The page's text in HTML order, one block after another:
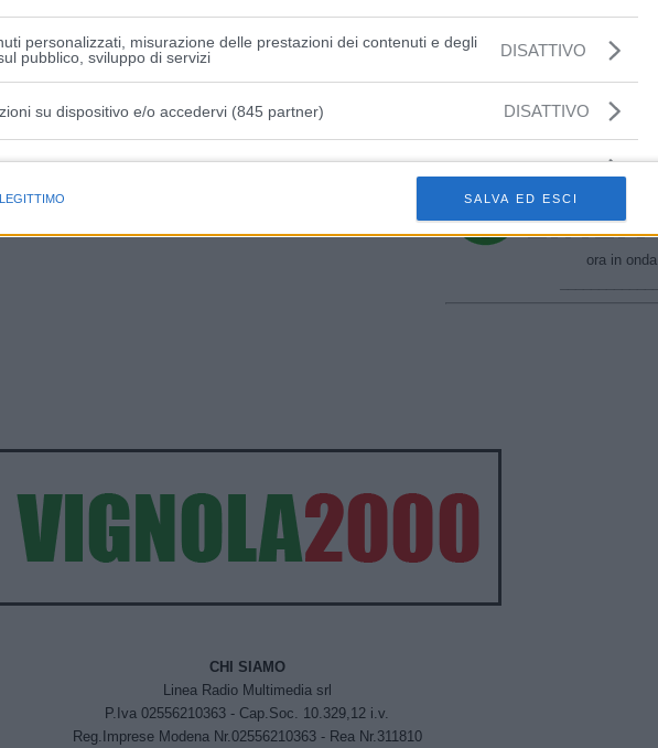
personalizzati, misurazione delle prestazioni dei contenuti e degli
pubblico, sviluppo di servizi
DISATTIVO
su dispositivo e/o accedervi (845 partner) DISATTIVO
speciali
SALVA ED ESCI
Aggiornamento in merito alle chiusure
ora in onda
CHI SIAMO
Linea Radio Multimedia srl
P.Iva 02556210363 - Cap.Soc. 10.329,12 i.v.
Reg.Imprese Modena Nr.02556210363 - Rea Nr.311810